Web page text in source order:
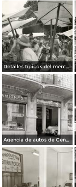
Detalles típicos del mercado
Agencia de autos de General Motors